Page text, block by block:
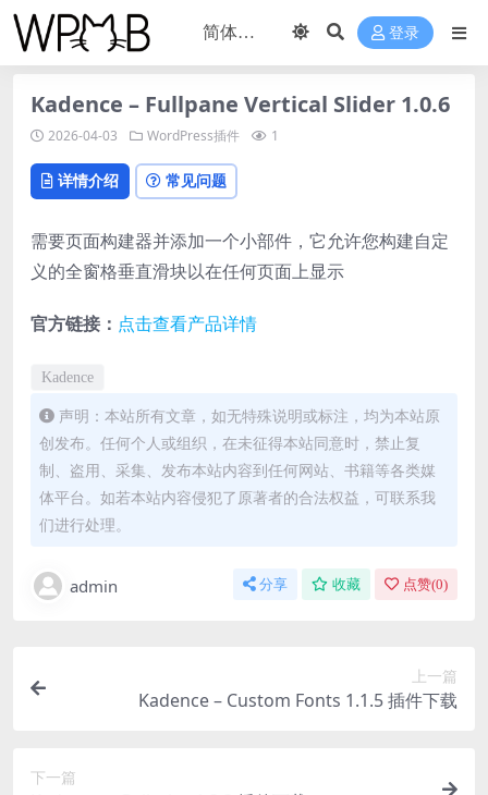
登录
Kadence – Fullpane Vertical Slider 1.0.6
2026-04-03 WordPress插件 1
详情介绍 常见问题
需要页面构建器并添加一个小部件，它允许您构建自定
义的全窗格垂直滑块以在任何页面上显示
官方链接： 点击查看产品详情
Kadence
声明：本站所有文章，如无特殊说明或标注，均为本站原
创发布。任何个人或组织，在未征得本站同意时，禁止复
制、盗用、采集、发布本站内容到任何网站、书籍等各类媒
体平台。如若本站内容侵犯了原著者的合法权益，可联系我
们进行处理。
admin 分享 收藏 点赞(0)
上一篇
Kadence – Custom Fonts 1.1.5 插件下载
下一篇